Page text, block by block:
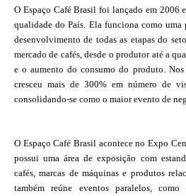
O Espaço Café Brasil foi lançado em 2006
qualidade do País. Ela funciona como uma
desenvolvimento de todas as etapas do
mercado de cafés, desde o produtor até a
e o aumento do consumo do produto.
cresceu mais de 300% em número de
consolidando-se como o maior evento de
O Espaço Café Brasil acontece no Expo
possui uma área de exposição com
cafés, marcas de máquinas e produtos
também reúne eventos paralelos,